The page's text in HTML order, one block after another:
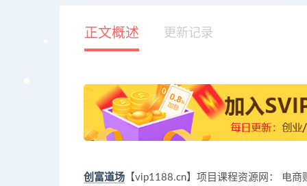
正文概述 更新记录
创富道场 【vip1188.cn】项目课程资源网： 电